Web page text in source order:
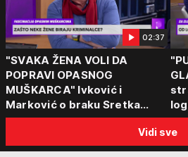
02:37
"SVAKA ŽENA VOLI DA
POPRAVI OPASNOG
MUŠKARCA" Ivković i
Marković o braku Sretka
Kalinića i fenomenu žena koje
biraju kriminalce: "Neće sa
nekim ko nema para"
Vidi sve